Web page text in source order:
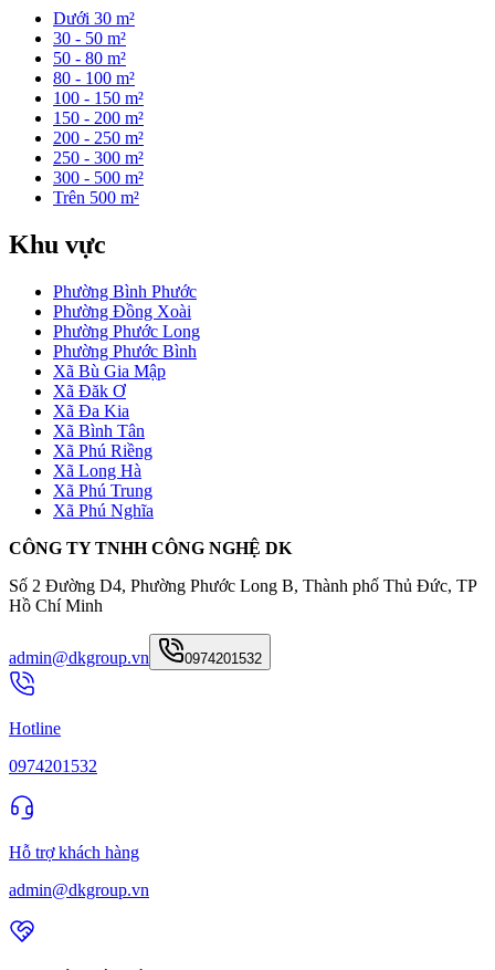
Dưới 30 m²
30 - 50 m²
50 - 80 m²
80 - 100 m²
100 - 150 m²
150 - 200 m²
200 - 250 m²
250 - 300 m²
300 - 500 m²
Trên 500 m²
Khu vực
Phường Bình Phước
Phường Đồng Xoài
Phường Phước Long
Phường Phước Bình
Xã Bù Gia Mập
Xã Đăk Ơ
Xã Đa Kia
Xã Bình Tân
Xã Phú Riềng
Xã Long Hà
Xã Phú Trung
Xã Phú Nghĩa
CÔNG TY TNHH CÔNG NGHỆ DK
Số 2 Đường D4, Phường Phước Long B, Thành phố Thủ Đức, TP
Hồ Chí Minh
admin@dkgroup.vn 0974201532
Hotline
0974201532
Hỗ trợ khách hàng
admin@dkgroup.vn